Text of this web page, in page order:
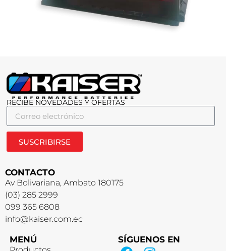
RECIBE NOVEDADES Y OFERTAS
SUSCRIBIRSE
CONTACTO
Av Bolivariana, Ambato 180175
(03) 285 2999
099 365 6808
info@kaiser.com.ec
MENÚ SÍGUENOS EN